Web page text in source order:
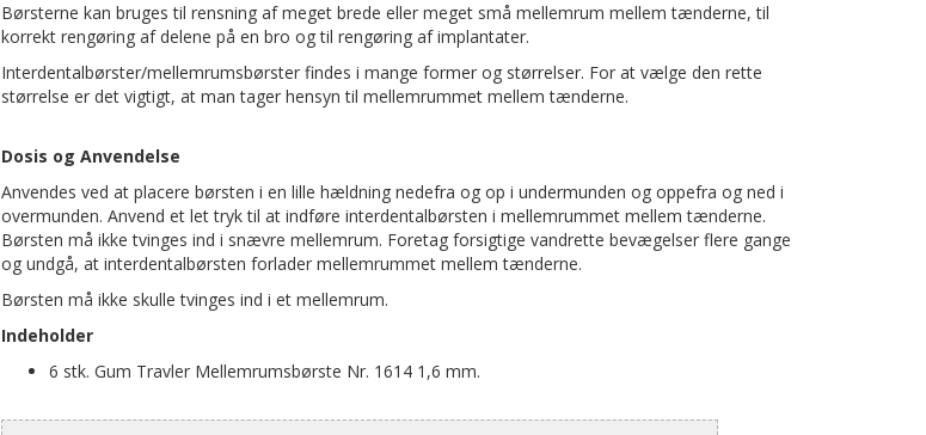
Børsterne kan bruges til rensning af meget brede eller meget små mellemrum mellem tænderne, til
korrekt rengøring af delene på en bro og til rengøring af implantater.
Interdentalbørster/mellemrumsbørster findes i mange former og størrelser. For at vælge den rette
størrelse er det vigtigt, at man tager hensyn til mellemrummet mellem tænderne.
Dosis og Anvendelse
Anvendes ved at placere børsten i en lille hældning nedefra og op i undermunden og oppefra og ned i
overmunden. Anvend et let tryk til at indføre interdentalbørsten i mellemrummet mellem tænderne.
Børsten må ikke tvinges ind i snævre mellemrum. Foretag forsigtige vandrette bevægelser flere gange
og undgå, at interdentalbørsten forlader mellemrummet mellem tænderne.
Børsten må ikke skulle tvinges ind i et mellemrum.
Indeholder
6 stk. Gum Travler Mellemrumsbørste Nr. 1614 1,6 mm.